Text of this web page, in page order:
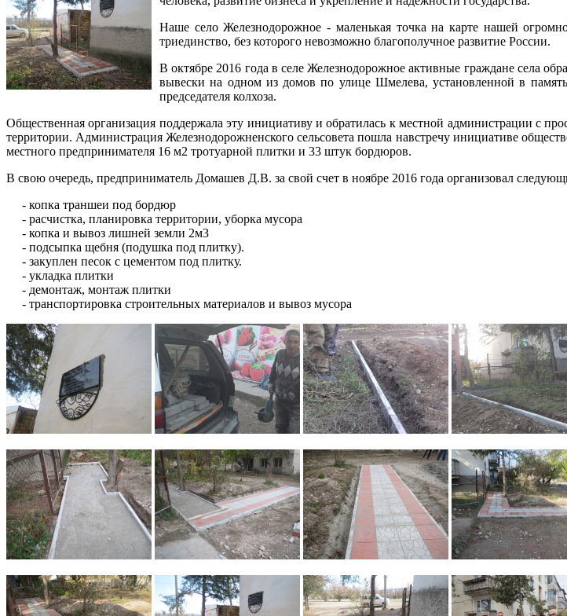
Наше село Железнодорожное - маленькая точка на карте нашей
триединство, без которого невозможно благополучное развитие России.
В октябре 2016 года в селе Железнодорожное активные граждане села
вывески на одном из домов по улице Шмелева, установленной в
председателя колхоза.
Общественная организация поддержала эту инициативу и обратилась к местной администрации с
территории. Администрация Железнодорожненского сельсовета пошла навстречу инициативе
местного предпринимателя 16 м2 тротуарной плитки и 33 штук бордюров.
В свою очередь, предприниматель Домашев Д.В. за свой счет в ноябре 2016 года организовал
- копка траншеи под бордюр
- расчистка, планировка территории, уборка мусора
- копка и вывоз лишней земли 2м3
- подсыпка щебня (подушка под плитку).
- закуплен песок с цементом под плитку.
- укладка плитки
- демонтаж, монтаж плитки
- транспортировка строительных материалов и вывоз мусора